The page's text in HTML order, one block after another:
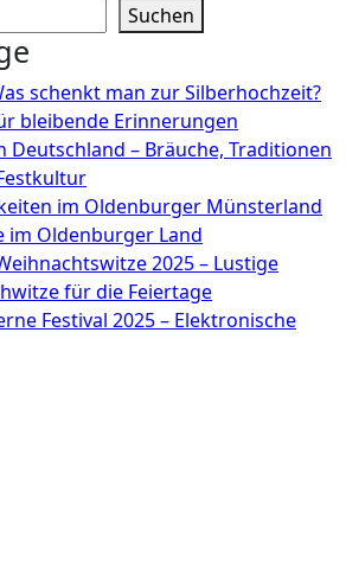
Suchen
schenkt man zur Silberhochzeit?
bleibende Erinnerungen
Deutschland – Bräuche, Traditionen
im Oldenburger Münsterland
im Oldenburger Land
2025 – Lustige
für die Feiertage
Festival 2025 – Elektronische